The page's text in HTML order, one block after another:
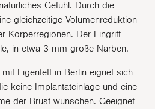
Gefühl. Durch die
gleichzeitige Volumenreduktion
Körperregionen. Der Eingriff
in etwa 3 mm große Narben.
Eigenfett in Berlin eignet sich
keine Implantateinlage und eine
der Brust wünschen. Geeignet